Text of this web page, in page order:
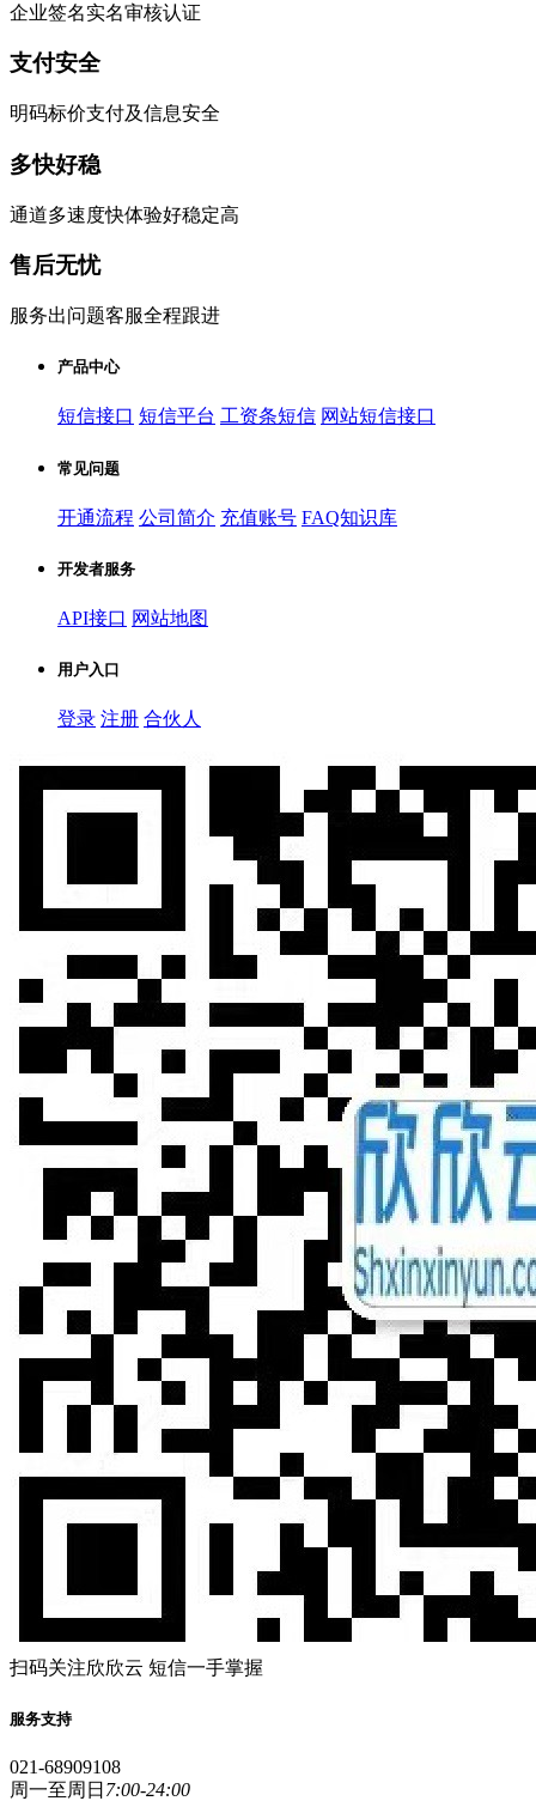
企业签名实名审核认证
支付安全
明码标价支付及信息安全
多快好稳
通道多速度快体验好稳定高
售后无忧
服务出问题客服全程跟进
产品中心
短信接口 短信平台 工资条短信 网站短信接口
常见问题
开通流程 公司简介 充值账号 FAQ知识库
开发者服务
API接口 网站地图
用户入口
登录 注册 合伙人
扫码关注欣欣云 短信一手掌握
服务支持
021-68909108
周一至周日 7:00-24:00